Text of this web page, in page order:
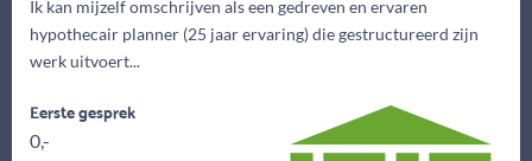
Ik kan mijzelf omschrijven als een gedreven en ervaren
hypothecair planner (25 jaar ervaring) die gestructureerd zijn
werk uitvoert...
Eerste gesprek
0,-